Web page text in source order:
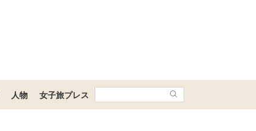
人物 女子旅プレス